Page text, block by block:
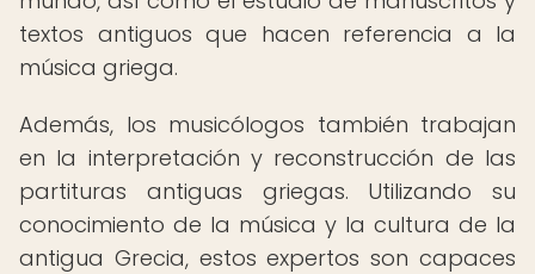
textos antiguos que hacen referencia a la
música griega.
Además, los musicólogos también trabajan
en la interpretación y reconstrucción de las
partituras antiguas griegas. Utilizando su
conocimiento de la música y la cultura de la
antigua Grecia, estos expertos son capaces